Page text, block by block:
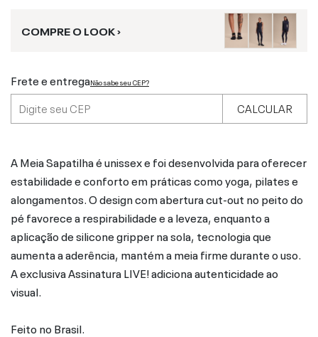
COMPRE O LOOK ›
Frete e entregaNão sabe seu CEP?
CALCULAR
A Meia Sapatilha é unissex e foi desenvolvida para oferecer
estabilidade e conforto em práticas como yoga, pilates e
alongamentos. O design com abertura cut-out no peito do
pé favorece a respirabilidade e a leveza, enquanto a
aplicação de silicone gripper na sola, tecnologia que
aumenta a aderência, mantém a meia firme durante o uso.
A exclusiva Assinatura LIVE! adiciona autenticidade ao
visual.
Feito no Brasil.